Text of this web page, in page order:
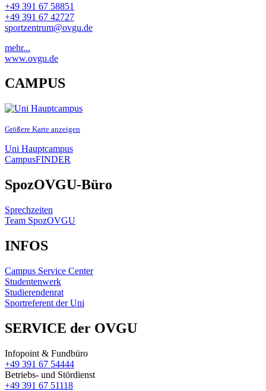
+49 391 67 58851
+49 391 67 42727
sportzentrum@ovgu.de
mehr...
www.ovgu.de
CAMPUS
Größere Karte anzeigen
Uni Hauptcampus
CampusFINDER
SpozOVGU-Büro
Sprechzeiten
Team SpozOVGU
INFOS
Campus Service Center
Studentenwerk
Studierendenrat
Sportreferent der Uni
SERVICE der OVGU
Infopoint & Fundbüro
+49 391 67 54444
Betriebs- und Stördienst
+49 391 67 51118